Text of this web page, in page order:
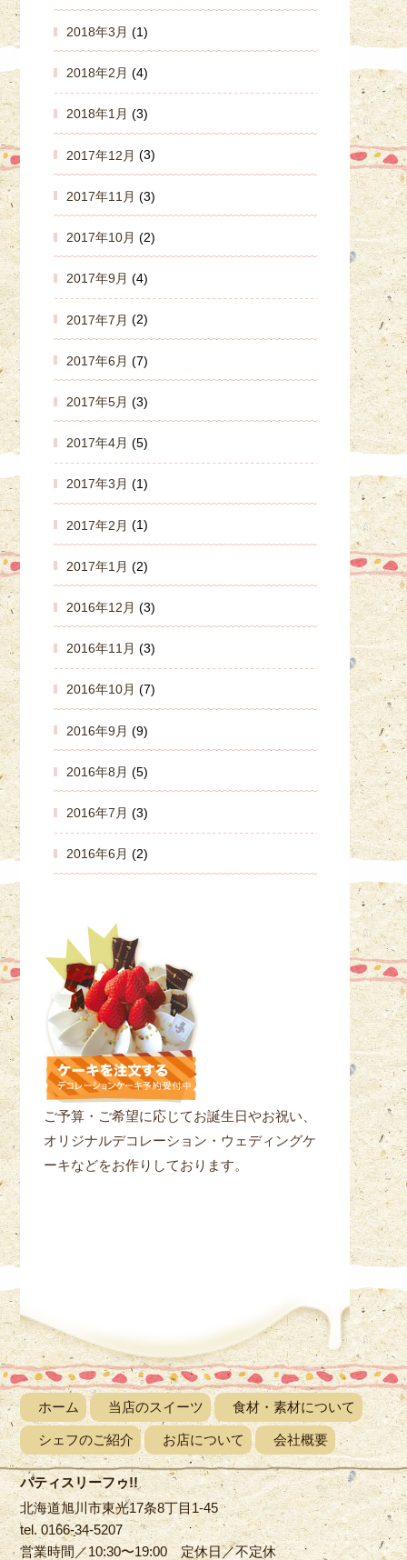
2018年3月 (1)
2018年2月 (4)
2018年1月 (3)
2017年12月 (3)
2017年11月 (3)
2017年10月 (2)
2017年9月 (4)
2017年7月 (2)
2017年6月 (7)
2017年5月 (3)
2017年4月 (5)
2017年3月 (1)
2017年2月 (1)
2017年1月 (2)
2016年12月 (3)
2016年11月 (3)
2016年10月 (7)
2016年9月 (9)
2016年8月 (5)
2016年7月 (3)
2016年6月 (2)
ご予算・ご希望に応じてお誕生日やお祝い、
オリジナルデコレーション・ウェディングケ
ーキなどをお作りしております。
ホーム 当店のスイーツ 食材・素材について
シェフのご紹介 お店について 会社概要
パティスリーフゥ!!
北海道旭川市東光17条8丁目1-45
tel. 0166-34-5207
営業時間／10:30〜19:00 定休日／不定休